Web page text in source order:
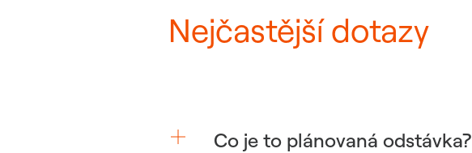
Nejčastější dotazy
Co je to plánovaná odstávka?